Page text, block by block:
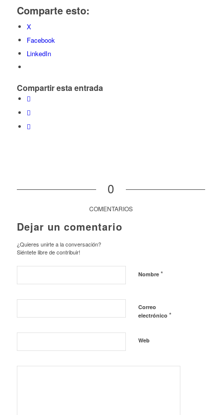
Comparte esto:
X
Facebook
LinkedIn
Compartir esta entrada
0
COMENTARIOS
Dejar un comentario
¿Quieres unirte a la conversación?
Siéntete libre de contribuir!
Nombre *
Correo
electrónico *
Web